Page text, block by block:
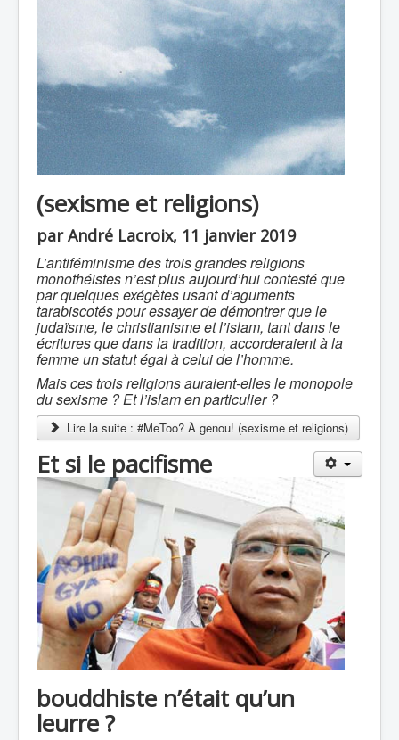
(sexisme et religions)
par André Lacroix, 11 janvier 2019
L’antiféminisme des trois grandes religions
monothéistes n’est plus aujourd’hui contesté que
par quelques exégètes usant d’aguments
tarabiscotés pour essayer de démontrer que le
judaïsme, le christianisme et l’islam, tant dans le
écritures que dans la tradition, accorderaient à la
femme un statut égal à celui de l’homme.
Mais ces trois religions auraient-elles le monopole
du sexisme ? Et l’islam en particulier ?
Lire la suite : #MeToo? À genou! (sexisme et religions)
Et si le pacifisme
bouddhiste n’était qu’un
leurre ?